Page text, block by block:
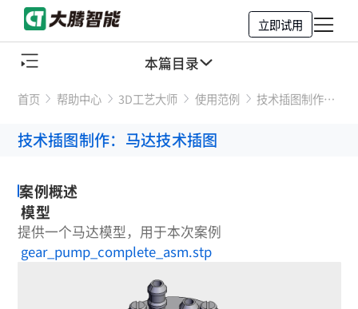
立即试用
本篇目录
首页 帮助中心 3D工艺大师 使用范例
技术插图制作：
技术插图制作：马达技术插图
案例概述
模型
提供一个马达模型，用于本次案例
gear_pump_complete_asm.stp
案例概述
案例步骤
全过程录像